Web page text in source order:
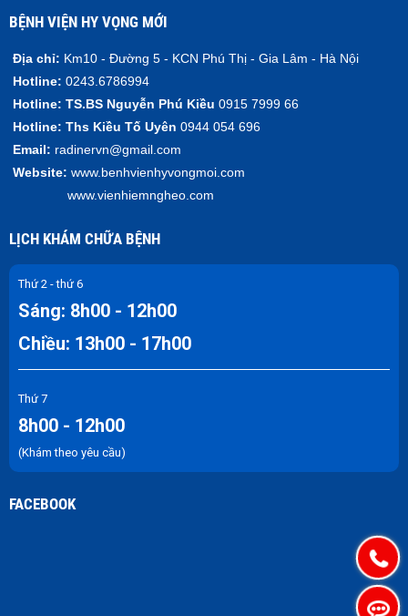
BỆNH VIỆN HY VỌNG MỚI
Địa chỉ: Km10 - Đường 5 - KCN Phú Thị - Gia Lâm - Hà Nội
Hotline: 0243.6786994
Hotline: TS.BS Nguyễn Phú Kiều 0915 7999 66
Hotline: Ths Kiều Tố Uyên 0944 054 696
Email: radinervn@gmail.com
Website: www.benhvienhyvongmoi.com
www.vienhiemngheo.com
LỊCH KHÁM CHỮA BỆNH
Thứ 2 - thứ 6
Sáng: 8h00 - 12h00
Chiều: 13h00 - 17h00
Thứ 7
8h00 - 12h00
(Khám theo yêu cầu)
FACEBOOK